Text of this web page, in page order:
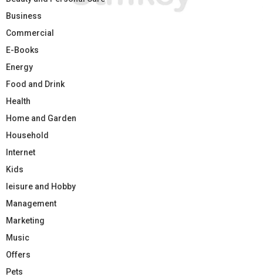
Business
Commercial
E-Books
Energy
Food and Drink
Health
Home and Garden
Household
Internet
Kids
leisure and Hobby
Management
Marketing
Music
Offers
Pets